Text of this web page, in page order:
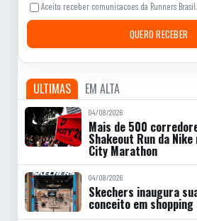
Aceito receber comunicacoes da Runners Brasil.
QUERO RECEBER
ULTIMAS EM ALTA
04/08/2026
Mais de 500
Shakeout Run da
City Marathon
04/08/2026
Skechers inaugura
conceito em